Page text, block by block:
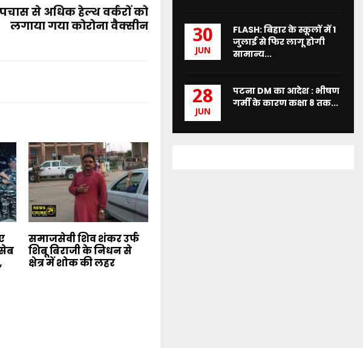
पचास से अधिक हेल्थ वर्करों को
लगाया गया कोरोना वैक्सीन
समाजसेवी शिव शंकर उर्फ
शिबू बिराजी के निधन से
क्षेत्र में शोक की लहर
30
JUN
FLASH: बिहार के स्कूलों में 1
जुलाई से फिर लागू होगी
सामान्य...
28
JUN
पटना DM का आदेश : भीषण
गर्मी के कारण कक्षा 8 तक...